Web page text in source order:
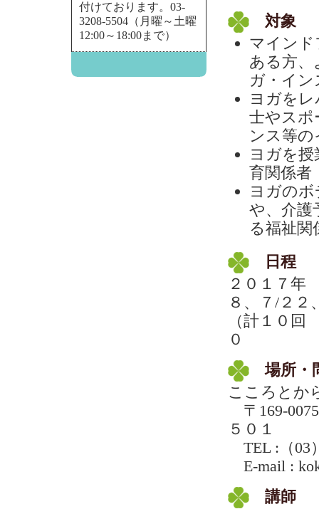
対象
マインド
ある方、
ガ・イ
ヨガを
士やスポ
ンス等
ヨガを
育関係者
ヨガの
や、介護
る福祉関
日程
２０１７年
８、７/２２
（計１０
０
場所・
こころとか
〒169-
５０１
TEL :（03
E-mail :
講師
付けております。03-
3208-5504（月曜～土曜
12:00～18:00まで）